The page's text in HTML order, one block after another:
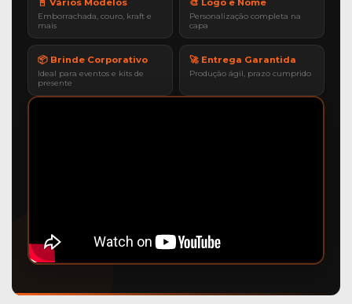
📓 Vários Modelos
Emborrachada, couro, kraft e
mais
🎨 Logo e Nome
Personalização completa na
capa
📦 Brinde Corporativo
Ideal para eventos e kits de
presente
🚀 Entrega Garantida
Produção ágil, prazo cumprido